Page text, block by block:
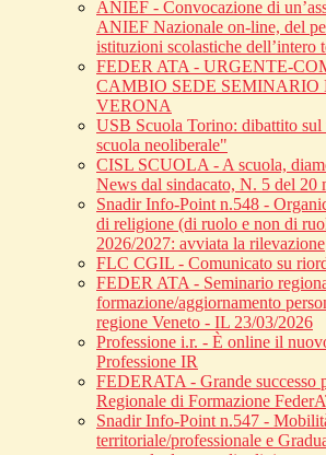
ANIEF - Convocazione di
ANIEF Nazionale on-line, del
istituzioni scolastiche dell’intero
FEDER ATA - URGENTE-
CAMBIO SEDE SEMINARIO
VERONA
USB Scuola Torino: dibattito
scuola neoliberale"
CISL SCUOLA - A scuola,
News dal sindacato, N. 5 del 20
Snadir Info-Point n.548 -
di religione (di ruolo e non di
2026/2027: avviata la rilevazione
FLC CGIL - Comunicato su
FEDER ATA - Seminario
formazione/aggiornamento
regione Veneto - IL 23/03/2026
Professione i.r. - È online il
Professione IR
FEDERATA - Grande successo
Regionale di Formazione
Snadir Info-Point n.547 -
territoriale/professionale e